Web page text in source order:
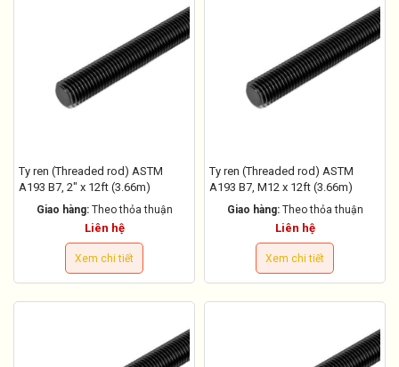
Ty ren (Threaded rod) ASTM
A193 B7, 2" x 12ft (3.66m)
Giao hàng: Theo thỏa thuận
Liên hệ
Xem chi tiết
Ty ren (Threaded rod) ASTM
A193 B7, M12 x 12ft (3.66m)
Giao hàng: Theo thỏa thuận
Liên hệ
Xem chi tiết